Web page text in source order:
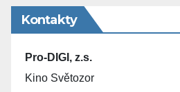
Kontakty
Pro-DIGI, z.s.
Kino Světozor